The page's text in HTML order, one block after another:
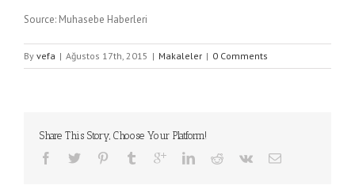
Source: Muhasebe Haberleri
By vefa | Ağustos 17th, 2015 | Makaleler | 0 Comments
Share This Story, Choose Your Platform!